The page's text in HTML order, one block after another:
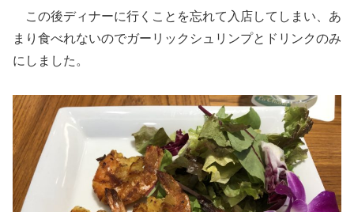
この後ディナーに行くことを忘れて入店してしまい、あ
まり食べれないのでガーリックシュリンプとドリンクのみ
にしました。